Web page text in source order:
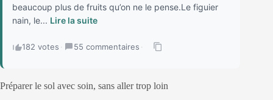
beaucoup plus de fruits qu’on ne le pense.Le figuier
nain, le... Lire la suite
182 votes · 55 commentaires ·
Préparer le sol avec soin, sans aller trop loin